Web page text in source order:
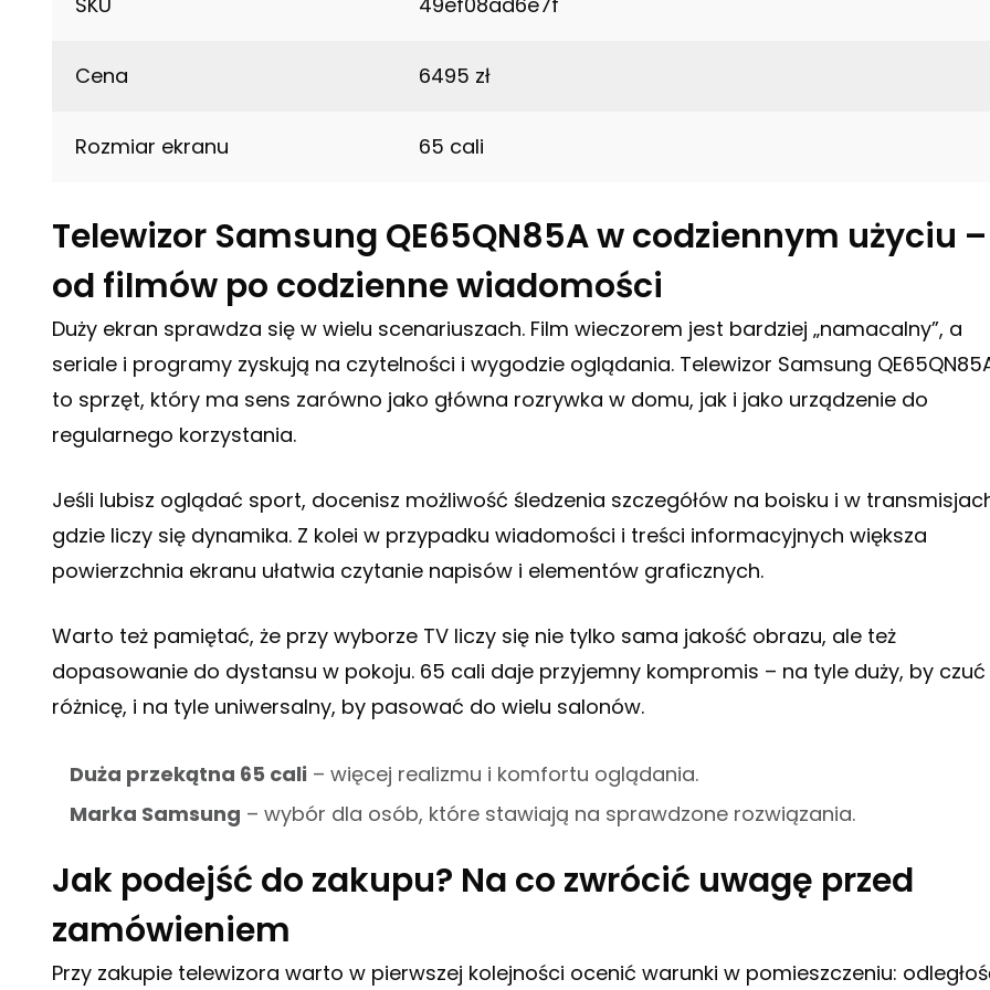
Cena 6495 zł
Rozmiar ekranu 65 cali
Telewizor Samsung QE65QN85A w codziennym użyciu –
od filmów po codzienne wiadomości
Duży ekran sprawdza się w wielu scenariuszach. Film wieczorem jest bardziej „namacalny”, a
seriale i programy zyskują na czytelności i wygodzie oglądania. Telewizor Samsung
to sprzęt, który ma sens zarówno jako główna rozrywka w domu, jak i jako urządzenie do
regularnego korzystania.
Jeśli lubisz oglądać sport, docenisz możliwość śledzenia szczegółów na boisku i w
gdzie liczy się dynamika. Z kolei w przypadku wiadomości i treści informacyjnych większa
powierzchnia ekranu ułatwia czytanie napisów i elementów graficznych.
Warto też pamiętać, że przy wyborze TV liczy się nie tylko sama jakość obrazu, ale też
dopasowanie do dystansu w pokoju. 65 cali daje przyjemny kompromis – na tyle duży, by czuć
różnicę, i na tyle uniwersalny, by pasować do wielu salonów.
Duża przekątna 65 cali – więcej realizmu i komfortu oglądania.
Marka Samsung – wybór dla osób, które stawiają na sprawdzone rozwiązania.
Jak podejść do zakupu? Na co zwrócić uwagę przed
zamówieniem
Przy zakupie telewizora warto w pierwszej kolejności ocenić warunki w pomieszczeniu: